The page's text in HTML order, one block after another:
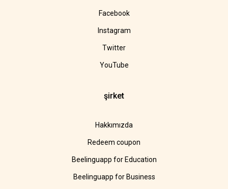
Facebook
Instagram
Twitter
YouTube
şirket
Hakkımızda
Redeem coupon
Beelinguapp for Education
Beelinguapp for Business